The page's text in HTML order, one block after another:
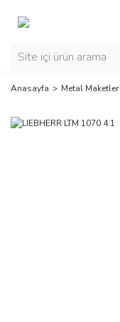
Anasayfa Metal